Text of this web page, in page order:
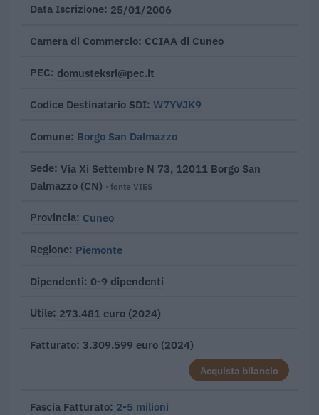
Data Iscrizione 25/01/2006
Camera di Commercio CCIAA di Cuneo
PEC domusteksrl@pec.it
Codice Destinatario SDI W7YVJK9
Comune Borgo San Dalmazzo
Sede Via Xi Settembre N 73, 12011 Borgo San
Dalmazzo (CN) · fonte VIES
Provincia Cuneo
Regione Piemonte
Dipendenti 0-9 dipendenti
Utile 273.481 euro (2024)
Fatturato 3.309.599 euro (2024)
Acquista bilancio
Fascia Fatturato 2-5 milioni